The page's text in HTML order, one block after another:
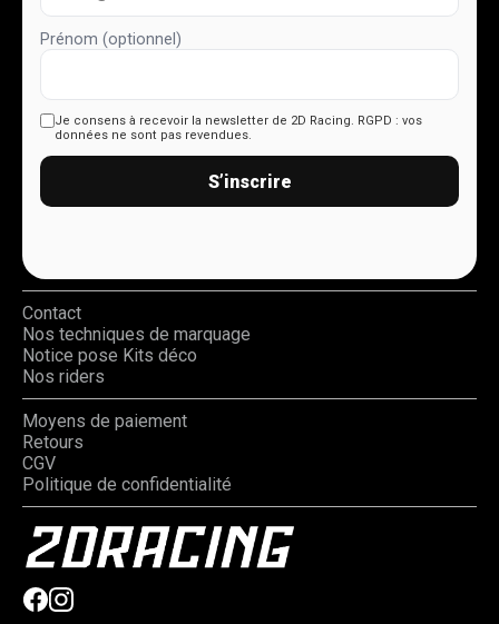
Prénom (optionnel)
Je consens à recevoir la newsletter de 2D Racing. RGPD : vos
données ne sont pas revendues.
S’inscrire
Contact
Nos techniques de marquage
Notice pose Kits déco
Nos riders
Moyens de paiement
Retours
CGV
Politique de confidentialité